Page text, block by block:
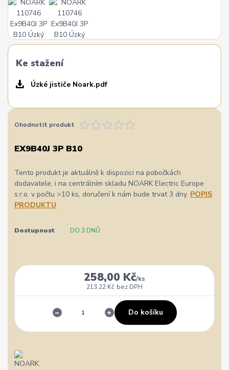
Ke stažení
Úzké jističe Noark.pdf
Ohodnotit produkt
EX9B40J 3P B10
Tento produkt je aktuálně k dispozici na pobočkách
dodavatele, i na centrálním skladu NOARK Electric Europe
s.r.o. v počtu >10 ks, doručení k nám bude trvat 3 dny. POPIS
PRODUKTU
Dostupnost DO 3 DNŮ
258,00 Kč/ks
213,22 Kč bez DPH
Do košíku